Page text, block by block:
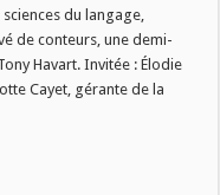
du langage,
de conteurs, une demi-
Havart. Invitée : Élodie
Cayet, gérante de la